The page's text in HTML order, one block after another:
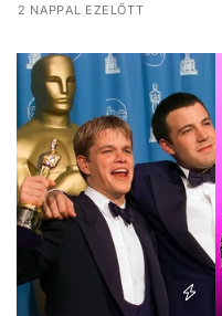
2 NAPPAL EZELŐTT